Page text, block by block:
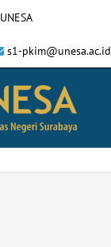
UNESA
s1-pkim@unesa.ac.id